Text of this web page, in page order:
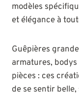
modèles
et élégance à
Guêpières
armatures,
pièces : ces
de se sentir